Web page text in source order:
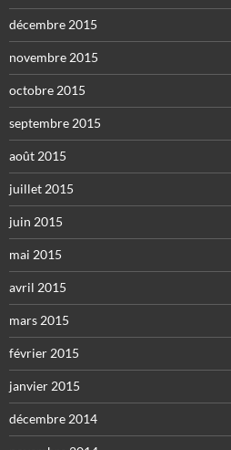
décembre 2015
novembre 2015
octobre 2015
septembre 2015
août 2015
juillet 2015
juin 2015
mai 2015
avril 2015
mars 2015
février 2015
janvier 2015
décembre 2014